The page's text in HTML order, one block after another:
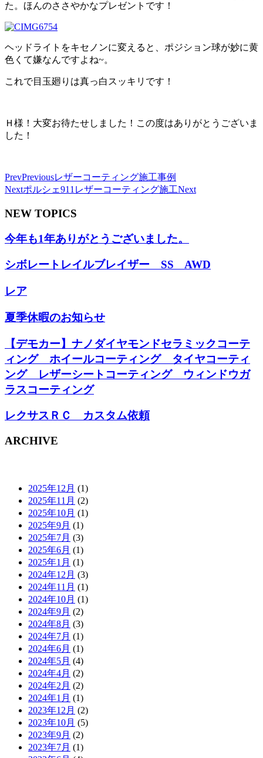
た。ほんのささやかなプレゼントです！
ヘッドライトをキセノンに変えると、ポジション球が妙に黄
色くて嫌なんですよね~。
これで目玉廻りは真っ白スッキリです！
Ｈ様！大変お待たせしました！この度はありがとうございま
した！
PrevPreviousレザーコーティング施工事例
Nextポルシェ911レザーコーティング施工Next
NEW TOPICS
今年も1年ありがとうございました。
シボレートレイルブレイザー SS AWD
レア
夏季休暇のお知らせ
【デモカー】ナノダイヤモンドセラミックコーテ
ィング ホイールコーティング タイヤコーティ
ング レザーシートコーティング ウィンドウガ
ラスコーティング
レクサスＲＣ カスタム依頼
ARCHIVE
2025年12月 (1)
2025年11月 (2)
2025年10月 (1)
2025年9月 (1)
2025年7月 (3)
2025年6月 (1)
2025年1月 (1)
2024年12月 (3)
2024年11月 (1)
2024年10月 (1)
2024年9月 (2)
2024年8月 (3)
2024年7月 (1)
2024年6月 (1)
2024年5月 (4)
2024年4月 (2)
2024年2月 (2)
2024年1月 (1)
2023年12月 (2)
2023年10月 (5)
2023年9月 (2)
2023年7月 (1)